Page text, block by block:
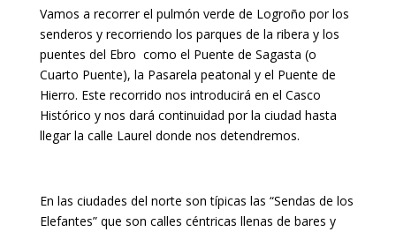
Vamos a recorrer el pulmón verde de Logroño por los
senderos y recorriendo los parques de la ribera y los
puentes del Ebro como el Puente de Sagasta (o
Cuarto Puente), la Pasarela peatonal y el Puente de
Hierro. Este recorrido nos introducirá en el Casco
Histórico y nos dará continuidad por la ciudad hasta
llegar la calle Laurel donde nos detendremos.
En las ciudades del norte son típicas las “Sendas de los
Elefantes” que son calles céntricas llenas de bares y